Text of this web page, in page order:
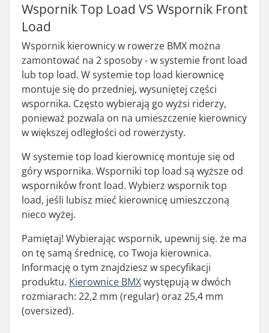
Wspornik Top Load VS Wspornik Front
Load
Wspornik kierownicy w rowerze BMX można
zamontować na 2 sposoby - w systemie front load
lub top load. W systemie top load kierownicę
montuje się do przedniej, wysuniętej części
wspornika. Często wybierają go wyżsi riderzy,
ponieważ pozwala on na umieszczenie kierownicy
w większej odległości od rowerzysty.
W systemie top load kierownicę montuje się od
góry wspornika. Wsporniki top load są wyższe od
wsporników front load. Wybierz wspornik top
load, jeśli lubisz mieć kierownicę umieszczoną
nieco wyżej.
Pamiętaj! Wybierając wspornik, upewnij się. że ma
on tę samą średnicę, co Twoja kierownica.
Informację o tym znajdziesz w specyfikacji
produktu. Kierownice BMXwystępują w dwóch
rozmiarach: 22,2 mm (regular) oraz 25,4 mm
(oversized).